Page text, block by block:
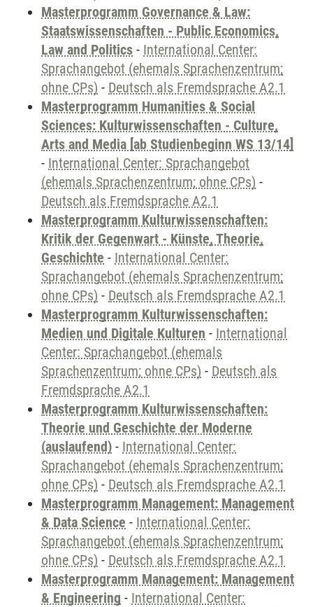
Masterprogramm Governance & Law:
Staatswissenschaften - Public Economics,
Law and Politics - International Center:
Sprachangebot (ehemals Sprachenzentrum;
ohne CPs) - Deutsch als Fremdsprache A2.1
Masterprogramm Humanities & Social
Sciences: Kulturwissenschaften - Culture,
Arts and Media [ab Studienbeginn WS 13/14]
- International Center: Sprachangebot
(ehemals Sprachenzentrum; ohne CPs) -
Deutsch als Fremdsprache A2.1
Masterprogramm Kulturwissenschaften:
Kritik der Gegenwart - Künste, Theorie,
Geschichte - International Center:
Sprachangebot (ehemals Sprachenzentrum;
ohne CPs) - Deutsch als Fremdsprache A2.1
Masterprogramm Kulturwissenschaften:
Medien und Digitale Kulturen - International
Center: Sprachangebot (ehemals
Sprachenzentrum; ohne CPs) - Deutsch als
Fremdsprache A2.1
Masterprogramm Kulturwissenschaften:
Theorie und Geschichte der Moderne
(auslaufend) - International Center:
Sprachangebot (ehemals Sprachenzentrum;
ohne CPs) - Deutsch als Fremdsprache A2.1
Masterprogramm Management: Management
& Data Science - International Center:
Sprachangebot (ehemals Sprachenzentrum;
ohne CPs) - Deutsch als Fremdsprache A2.1
Masterprogramm Management: Management
& Engineering - International Center: